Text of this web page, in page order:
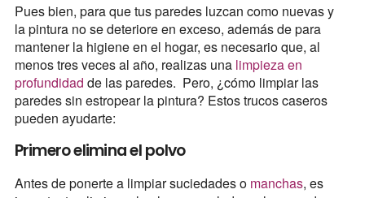
Pues bien, para que tus paredes luzcan como nuevas y
la pintura no se deteriore en exceso, además de para
mantener la higiene en el hogar, es necesario que, al
menos tres veces al año, realizas una limpieza en
profundidad de las paredes. Pero, ¿cómo limpiar las
paredes sin estropear la pintura? Estos trucos caseros
pueden ayudarte:
Primero elimina el polvo
Antes de ponerte a limpiar suciedades o manchas, es